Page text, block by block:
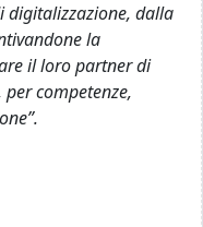
digitalizzazione, dalla
la
il loro partner di
competenze,